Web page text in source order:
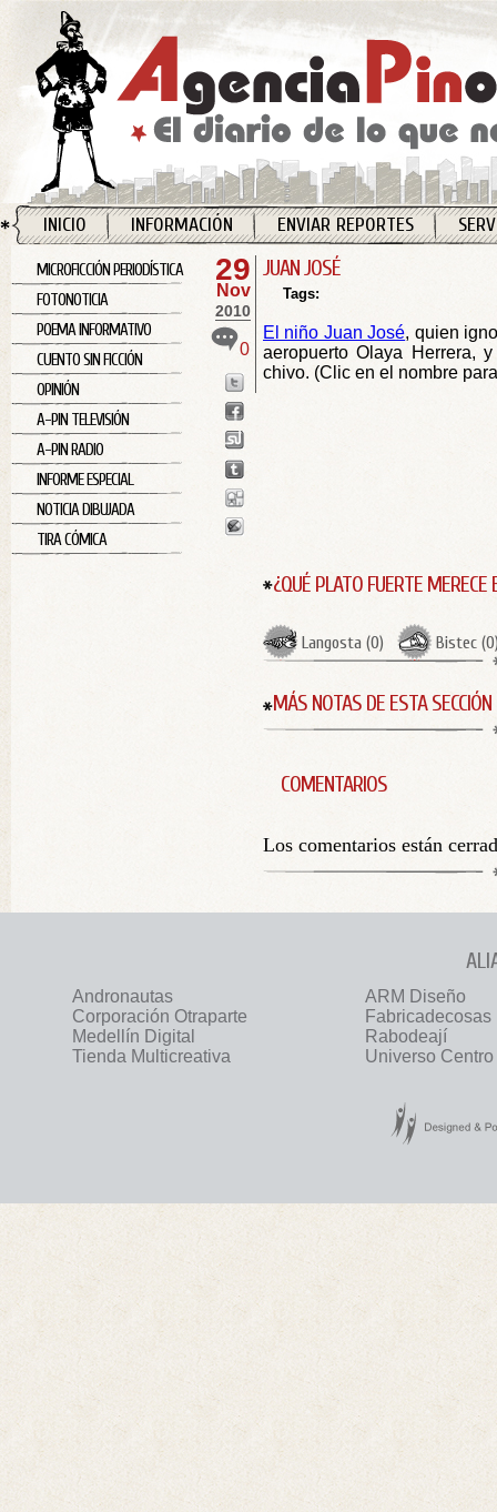
INICIO INFORMACIÓN ENVIAR REPORTES
MICROFICCIÓN PERIODÍSTICA
FOTONOTICIA
POEMA INFORMATIVO
CUENTO SIN FICCIÓN
OPINIÓN
A-PIN TELEVISIÓN
A-PIN RADIO
INFORME ESPECIAL
NOTICIA DIBUJADA
TIRA CÓMICA
29
Nov
2010
0
JUAN JOSÉ
Tags:
El niño Juan José, quien
aeropuerto Olaya Herrera,
chivo. (Clic en el nombre
¿QUÉ PLATO FUERTE MERECE
Langosta (0) Bistec (0
MÁS NOTAS DE ESTA SECCIÓN
COMENTARIOS
Los comentarios están
Andronautas
ARM Diseño
Corporación Otraparte
Fabricadecosas
Medellín Digital
Rabodeají
Tienda Multicreativa
Universo Centro